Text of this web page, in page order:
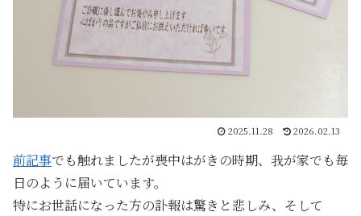
2025.11.28 2026.02.13
前記事でも触れましたが喪中はがきの時期、我が家でも毎
日のように届いています。
特にお世話になった方の訃報は驚きと悲しみ、そして